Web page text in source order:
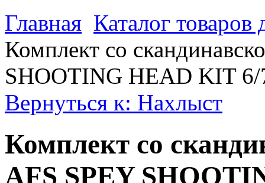
Главная Каталог
Комплект cо
SHOOTING HEAD KIT 6/
Вернуться к: Нахлыст
Комплект cо
AFS SPEY